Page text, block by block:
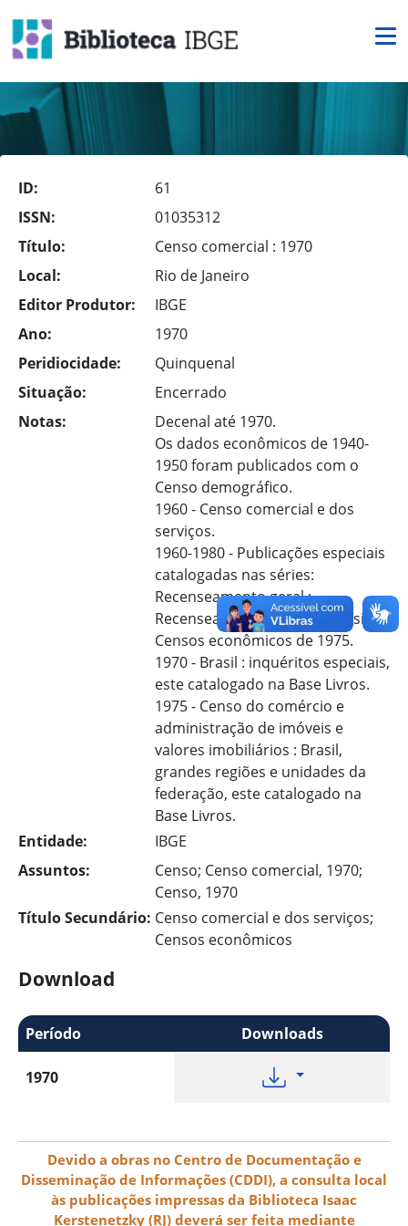
ID:
61
ISSN:
01035312
Título:
Censo comercial : 1970
Local:
Rio de Janeiro
Editor Produtor:
IBGE
Ano:
1970
Peridiocidade:
Quinquenal
Situação:
Encerrado
Notas:
Decenal até 1970.
Os dados econômicos de 1940-
1950 foram publicados com o
Censo demográfico.
1960 - Censo comercial e dos
serviços.
1960-1980 - Publicações especiais
catalogadas nas séries:
Recenseamento geral ;
Recenseamento geral do Brasil ;
Censos econômicos de 1975.
1970 - Brasil : inquéritos especiais,
este catalogado na Base Livros.
1975 - Censo do comércio e
administração de imóveis e
valores imobiliários : Brasil,
grandes regiões e unidades da
federação, este catalogado na
Base Livros.
Entidade:
IBGE
Assuntos:
Censo; Censo comercial, 1970;
Censo, 1970
Título Secundário: Censo comercial e dos serviços;
Censos econômicos
Download
Período Downloads
1970
Devido a obras no Centro de Documentação e
Disseminação de Informações (CDDI), a consulta local
às publicações impressas da Biblioteca Isaac
Kerstenetzky (RJ) deverá ser feita mediante